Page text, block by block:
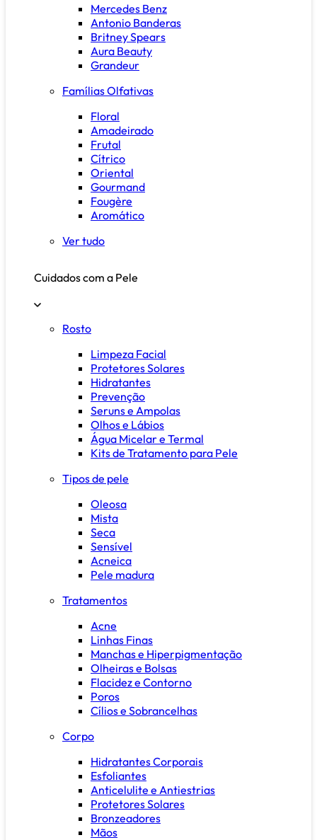
Mercedes Benz
Antonio Banderas
Britney Spears
Aura Beauty
Grandeur
Famílias Olfativas
Floral
Amadeirado
Frutal
Cítrico
Oriental
Gourmand
Fougère
Aromático
Ver tudo
Cuidados com a Pele
Rosto
Limpeza Facial
Protetores Solares
Hidratantes
Prevenção
Seruns e Ampolas
Olhos e Lábios
Água Micelar e Termal
Kits de Tratamento para Pele
Tipos de pele
Oleosa
Mista
Seca
Sensível
Acneica
Pele madura
Tratamentos
Acne
Linhas Finas
Manchas e Hiperpigmentação
Olheiras e Bolsas
Flacidez e Contorno
Poros
Cílios e Sobrancelhas
Corpo
Hidratantes Corporais
Esfoliantes
Anticelulite e Antiestrias
Protetores Solares
Bronzeadores
Mãos